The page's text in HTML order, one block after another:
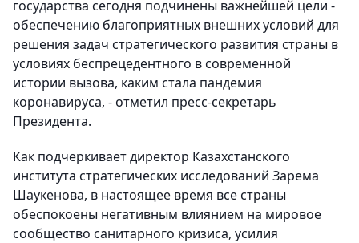
государства сегодня подчинены важнейшей цели -
обеспечению благоприятных внешних условий для
решения задач стратегического развития страны в
условиях беспрецедентного в современной
истории вызова, каким стала пандемия
коронавируса, - отметил пресс-секретарь
Президента.
Как подчеркивает директор Казахстанского
института стратегических исследований Зарема
Шаукенова, в настоящее время все страны
обеспокоены негативным влиянием на мировое
сообщество санитарного кризиса, усилия